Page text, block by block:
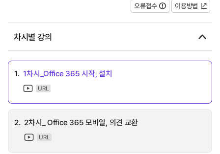
오류접수 이용방법
차시별 강의
1. 1차시_Office 365 시작, 설치
URL
2. 2차시_ Office 365 모바일, 의견 교환
URL